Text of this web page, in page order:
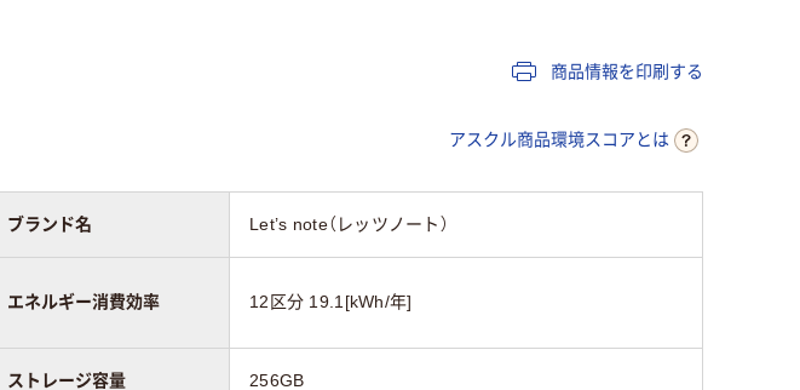
商品情報を印刷する
アスクル商品環境スコアとは
ブランド名 Let’s note（レッツノート）
エネルギー消費効率 12区分 19.1[kWh/年]
ストレージ容量 256GB